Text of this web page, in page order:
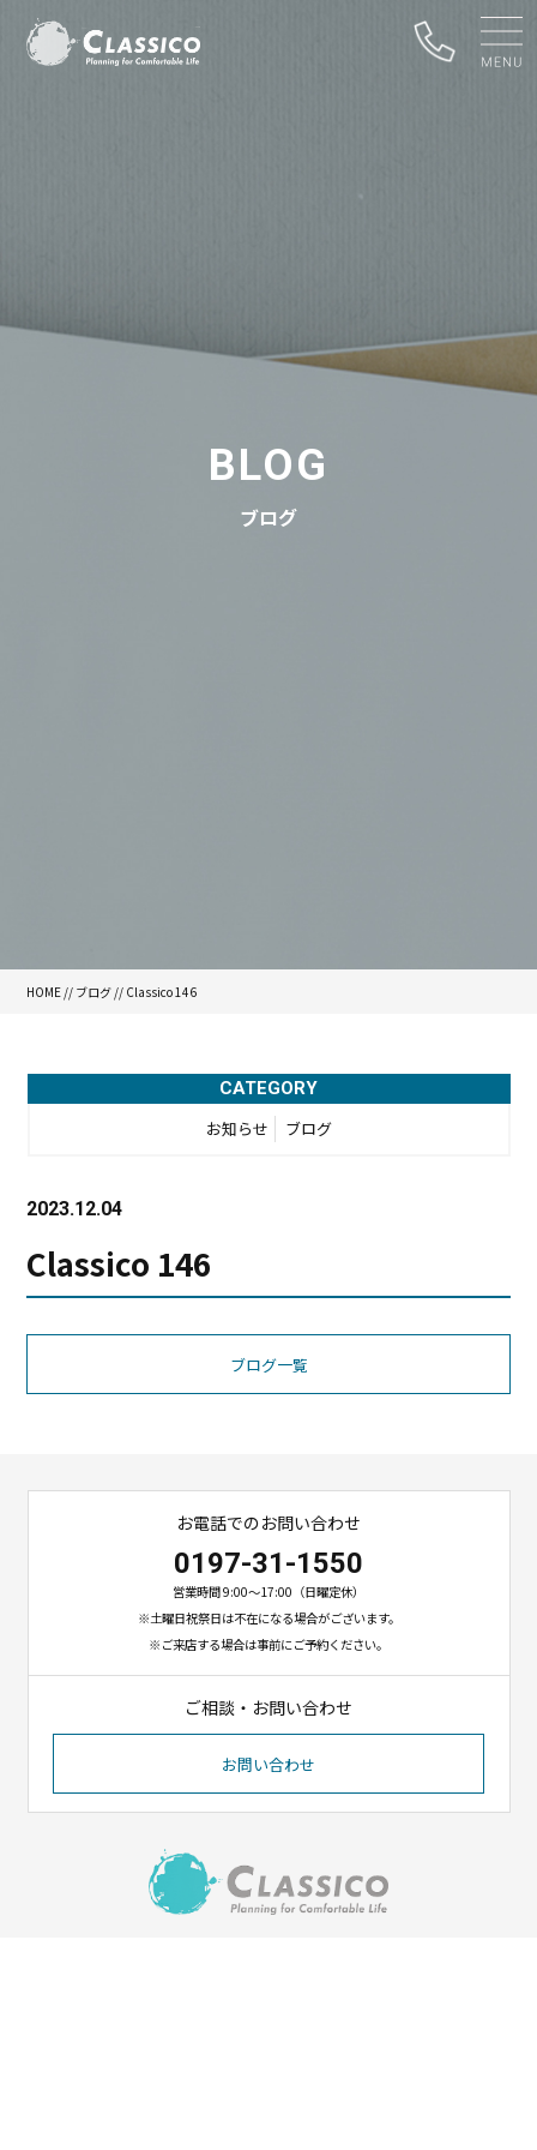
BLOG
ブログ
HOME // ブログ // Classico 146
CATEGORY
お知らせ ブログ
2023.12.04
Classico 146
ブログ一覧
お電話でのお問い合わせ
0197-31-1550
営業時間 9:00〜17:00（日曜定休）
※土曜日祝祭日は不在になる場合がございます。
※ご来店する場合は事前にご予約ください。
ご相談・お問い合わせ
お問い合わせ